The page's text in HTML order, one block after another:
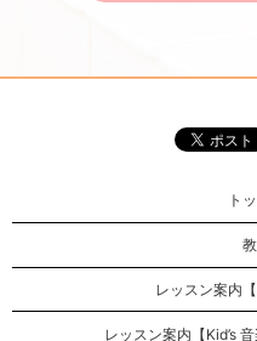
ト
レッスン案内
レッスン案内【Kid’s